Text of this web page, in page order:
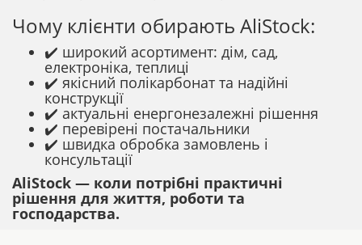
Чому клієнти обирають AliStock:
✔️ широкий асортимент: дім, сад,
електроніка, теплиці
✔️ якісний полікарбонат та надійні
конструкції
✔️ актуальні енергонезалежні рішення
✔️ перевірені постачальники
✔️ швидка обробка замовлень і
консультації
AliStock — коли потрібні практичні
рішення для життя, роботи та
господарства.